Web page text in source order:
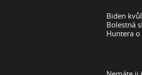
Biden
Bolestná
Huntera